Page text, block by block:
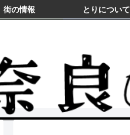
街の情報 とりについて